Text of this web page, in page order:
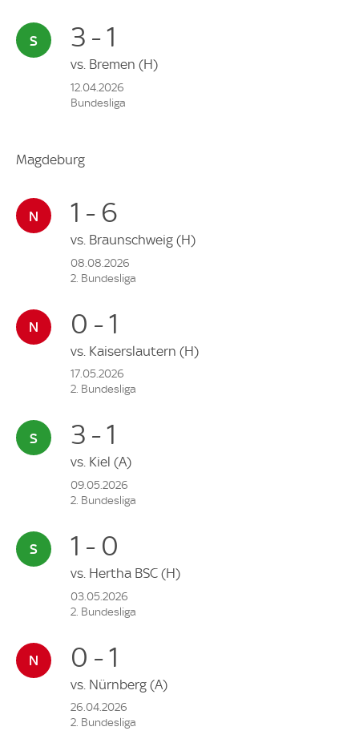
3 - 1
vs. Bremen (H)
12.04.2026
Bundesliga
Magdeburg
1 - 6
vs. Braunschweig (H)
08.08.2026
2. Bundesliga
0 - 1
vs. Kaiserslautern (H)
17.05.2026
2. Bundesliga
3 - 1
vs. Kiel (A)
09.05.2026
2. Bundesliga
1 - 0
vs. Hertha BSC (H)
03.05.2026
2. Bundesliga
0 - 1
vs. Nürnberg (A)
26.04.2026
2. Bundesliga